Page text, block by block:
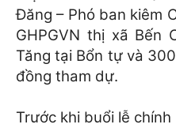
Đăng – Phó ban kiêm
GHPGVN thị xã Bến
Tăng tại Bổn tự và
đồng tham dự.
Trước khi buổi lễ